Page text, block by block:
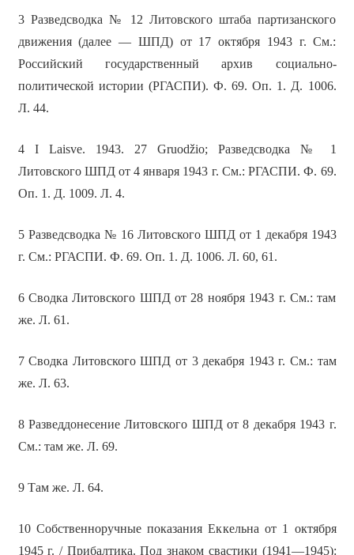
3 Разведсводка № 12 Литовского штаба партизанского
движения (далее — ШПД) от 17 октября 1943 г. См.:
Российский государственный архив социально-
политической истории (РГАСПИ). Ф. 69. Оп. 1. Д. 1006.
Л. 44.
4 I Laisve. 1943. 27 Gruodžio; Разведсводка № 1
Литовского ШПД от 4 января 1943 г. См.: РГАСПИ. Ф. 69.
Оп. 1. Д. 1009. Л. 4.
5 Разведсводка № 16 Литовского ШПД от 1 декабря 1943
г. См.: РГАСПИ. Ф. 69. Оп. 1. Д. 1006. Л. 60, 61.
6 Сводка Литовского ШПД от 28 ноября 1943 г. См.: там
же. Л. 61.
7 Сводка Литовского ШПД от 3 декабря 1943 г. См.: там
же. Л. 63.
8 Разведдонесение Литовского ШПД от 8 декабря 1943 г.
См.: там же. Л. 69.
9 Там же. Л. 64.
10 Собственноручные показания Еккельна от 1 октября
1945 г. / Прибалтика. Под знаком свастики (1941—1945):